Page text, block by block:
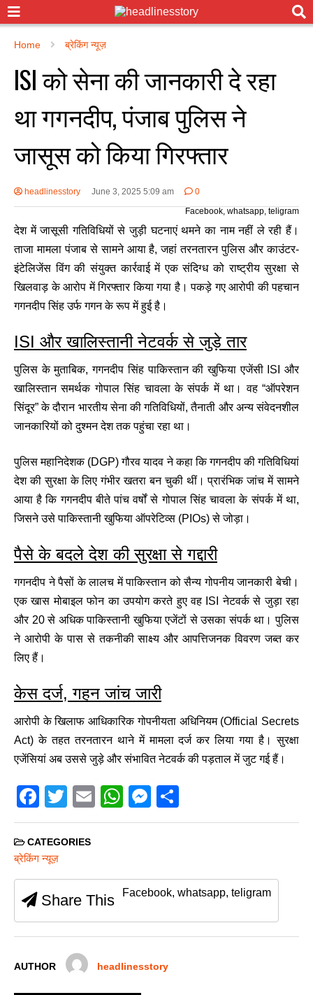
Home ब्रेकिंग न्यूज़
ISI को सेना की जानकारी दे रहा
था गगनदीप, पंजाब पुलिस ने
जासूस को किया गिरफ्तार
headlinesstory June 3, 2025 5:09 am
0
Facebook, whatsapp, teligram
देश में जासूसी गतिविधियों से जुड़ी घटनाएं थमने का नाम नहीं ले रही हैं।
ताजा मामला पंजाब से सामने आया है, जहां तरनतारन पुलिस और काउंटर-
इंटेलिजेंस विंग की संयुक्त कार्रवाई में एक संदिग्ध को राष्ट्रीय सुरक्षा से
खिलवाड़ के आरोप में गिरफ्तार किया गया है। पकड़े गए आरोपी की पहचान
गगनदीप सिंह उर्फ गगन के रूप में हुई है।
ISI और खालिस्तानी नेटवर्क से जुड़े तार
पुलिस के मुताबिक, गगनदीप सिंह पाकिस्तान की खुफिया एजेंसी ISI और
खालिस्तान समर्थक गोपाल सिंह चावला के संपर्क में था। वह “ऑपरेशन
सिंदूर” के दौरान भारतीय सेना की गतिविधियों, तैनाती और अन्य संवेदनशील
जानकारियों को दुश्मन देश तक पहुंचा रहा था।
पुलिस महानिदेशक (DGP) गौरव यादव ने कहा कि गगनदीप की गतिविधियां
देश की सुरक्षा के लिए गंभीर खतरा बन चुकी थीं। प्रारंभिक जांच में सामने
आया है कि गगनदीप बीते पांच वर्षों से गोपाल सिंह चावला के संपर्क में था,
जिसने उसे पाकिस्तानी खुफिया ऑपरेटिव्स (PIOs) से जोड़ा।
पैसे के बदले देश की सुरक्षा से गद्दारी
गगनदीप ने पैसों के लालच में पाकिस्तान को सैन्य गोपनीय जानकारी बेची।
एक खास मोबाइल फोन का उपयोग करते हुए वह ISI नेटवर्क से जुड़ा रहा
और 20 से अधिक पाकिस्तानी खुफिया एजेंटों से उसका संपर्क था। पुलिस
ने आरोपी के पास से तकनीकी साक्ष्य और आपत्तिजनक विवरण जब्त कर
लिए हैं।
केस दर्ज, गहन जांच जारी
आरोपी के खिलाफ आधिकारिक गोपनीयता अधिनियम (Official Secrets
Act) के तहत तरनतारन थाने में मामला दर्ज कर लिया गया है। सुरक्षा
एजेंसियां अब उससे जुड़े और संभावित नेटवर्क की पड़ताल में जुट गई हैं।
F
a
c
e
b
o
o
T
wi
tt
E
m
W
h
A
p
M
e
n
er
h
CATEGORIES
ब्रेकिंग न्यूज़
Share This Facebook, whatsapp, teligram
AUTHOR headlinesstory